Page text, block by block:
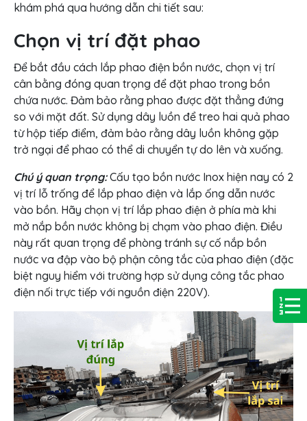
khám phá qua hướng dẫn chi tiết sau:
Chọn vị trí đặt phao
Để bắt đầu cách lắp phao điện bồn nước, chọn vị trí
cân bằng đóng quan trọng để đặt phao trong bồn
chứa nước. Đảm bảo rằng phao được đặt thẳng đứng
so với mặt đất. Sử dụng dây luồn để treo hai quả phao
từ hộp tiếp điểm, đảm bảo rằng dây luồn không gặp
trở ngại để phao có thể di chuyển tự do lên và xuống.
Chú ý quan trọng:Cấu tạo bồn nước Inox hiện nay có 2
vị trí lỗ trống để lắp phao điện và lắp ống dẫn nước
vào bồn. Hãy chọn vị trí lắp phao điện ở phía mà khi
mở nắp bồn nước không bị chạm vào phao điện. Điều
này rất quan trọng để phòng tránh sự cố nắp bồn
nước va đập vào bộ phận công tắc của phao điện (đặc
biệt nguy hiểm với trường hợp sử dụng công tắc phao
điện nối trực tiếp với nguồn điện 220V).